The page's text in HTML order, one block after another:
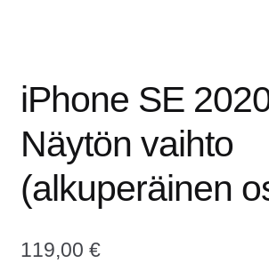
Ota yhteyttä
Usein kysyttyä
iPhone SE
Näytön vaihto
(alkuperäinen
119,00 €